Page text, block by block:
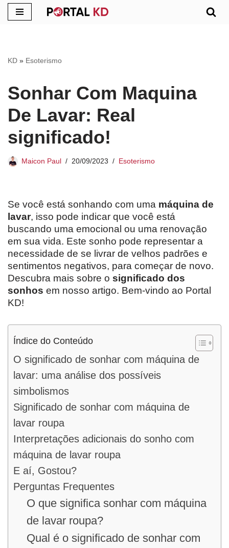
conteúdo
KD » Esoterismo
Sonhar Com Maquina
De Lavar: Real
significado!
Maicon Paul 20/09/2023 Esoterismo
Se você está sonhando com uma máquina de
lavar, isso pode indicar que você está
buscando uma emocional ou uma renovação
em sua vida. Este sonho pode representar a
necessidade de se livrar de velhos padrões e
sentimentos negativos, para começar de novo.
Descubra mais sobre o significado dos
sonhos em nosso artigo. Bem-vindo ao Portal
KD!
Índice do Conteúdo
O significado de sonhar com máquina de
lavar: uma análise dos possíveis
simbolismos
Significado de sonhar com máquina de
lavar roupa
Interpretações adicionais do sonho com
máquina de lavar roupa
E aí, Gostou?
Perguntas Frequentes
O que significa sonhar com máquina
de lavar roupa?
Qual é o significado de sonhar com